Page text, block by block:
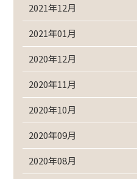
2021年12月
2021年01月
2020年12月
2020年11月
2020年10月
2020年09月
2020年08月